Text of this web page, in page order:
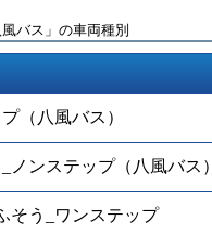
バス」の車両種別
（八風バス）
ノンステップ（八風バス）
そう_ワンステップ